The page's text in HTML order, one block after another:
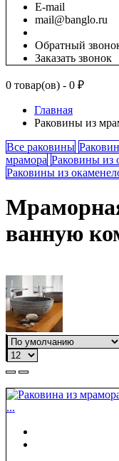
E-mail
mail@banglo.ru
Обратный
Заказать звонок
0 товар(ов) - 0 ₽
Главная
Раковины из
Все раковины
мрамора Раковины из
Раковины из
ванную
...